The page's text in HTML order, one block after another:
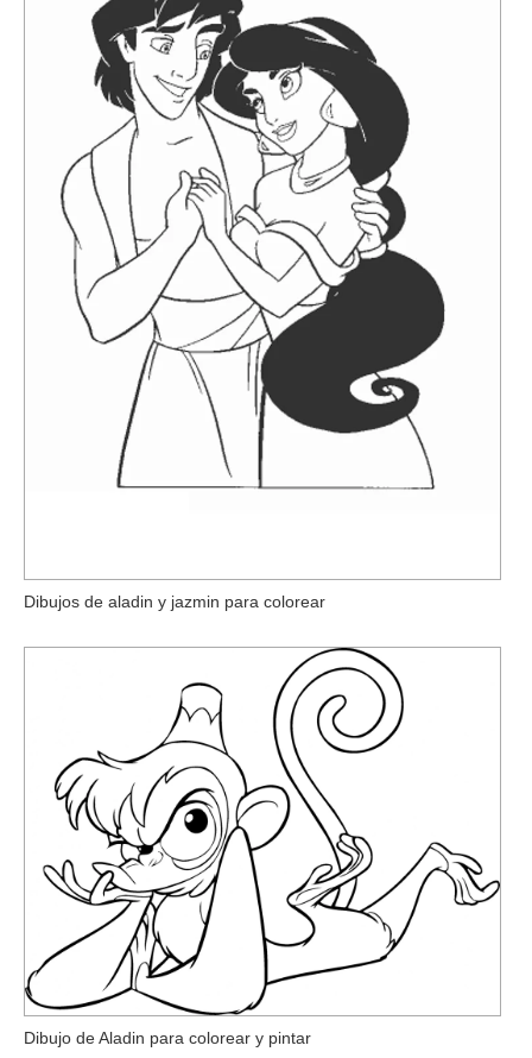
Dibujos de aladin y jazmin para colorear
Dibujo de Aladin para colorear y pintar